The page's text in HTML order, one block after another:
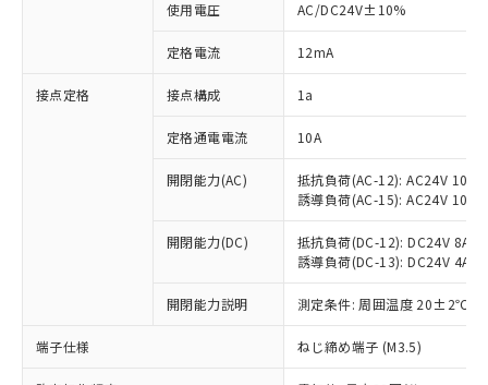
使用電圧 AC/DC24V±10%
定格電流 12mA
接点定格 接点構成 1a
定格通電電流 10A
開閉能力(AC)
抵抗負荷(AC-12): AC24V 10A/
誘導負荷(AC-15): AC24V
開閉能力(DC)
抵抗負荷(DC-12): DC24V 8A/
誘導負荷(DC-13): DC24V 4A/
開閉能力説明 測定条件: 周囲温度 20±2℃、
端子仕様 ねじ締め端子 (M3.5)
ご利用条件
以下の条件をお読みいただき、同意のうえ
ご利用ください。
本サービスは、当社制御機器事業取扱
商品の当社在庫状況および標準価格
(税抜)を提供させていただくもので
当社制御機器事業取扱商品の中には、
※1 対応状況
対応済み：EU RoHS指令（10物質）の
非含有に対応した製品が提供可能な商品で
対応予定：EU RoHS指令（10物質）の非含
有に対応した製品に切り替える予定のある
対応予定なし：EU RoHS指令（10物質）の
非含有に非対応の商品で、対応品を出す予
定はありません。
調査・確認中：EU RoHS指令（10物質）の
非含有の対応状況を調査中または確認中の
非該当品：ライセンス料など無形物で、有
害物質有無と関係のない商品です。
※1 中国RoHS○×表
「○」：最大均質材料含有率が中国RoHSの
基準値以下であることを示します。